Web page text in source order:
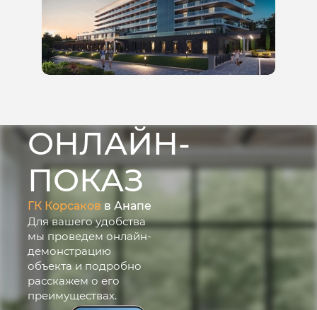
ОНЛАЙН-
ПОКАЗ
ГК Корсаков в Анапе
Для вашего удобства
мы проведем онлайн-
демонстрацию
объекта и подробно
расскажем о его
преимуществах.